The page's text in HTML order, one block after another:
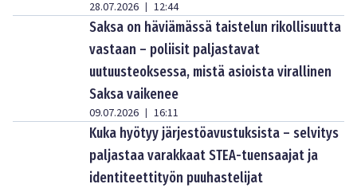
28.07.2026 | 12:44
Saksa on häviämässä taistelun rikollisuutta
vastaan – poliisit paljastavat
uutuusteoksessa, mistä asioista virallinen
Saksa vaikenee
09.07.2026 | 16:11
Kuka hyötyy järjestöavustuksista – selvitys
paljastaa varakkaat STEA-tuensaajat ja
identiteettityön puuhastelijat